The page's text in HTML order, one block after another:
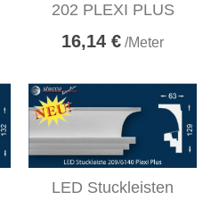
202 PLEXI PLUS
16,14 € /Meter
LED Stuckleisten